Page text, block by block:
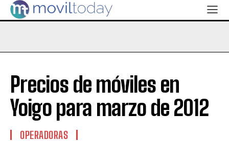
Precios de móviles en
Yoigo para marzo de 2012
OPERADORAS